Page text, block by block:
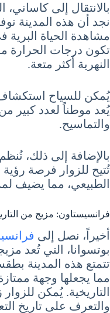
بالانتقال إلى
نجد أن هذه المدينة
مشاهدة الحياة البرية
تكون درجات الحرارة
النهرية أكثر متعة.
يُمكن للسياح
يُعد موطناً لعدد كبير
والتماسيح.
بالإضافة إلى ذلك،
تُتيح للزوار فرصة رؤية
الطبيعي، مما يضيف
فرانسيستاون: مزيج من
أخيراً، نصل إلى
بوتسوانا، التي تُعد
تتمتع هذه المدينة
مما يجعلها وجهة
التاريخية. يُمكن
والتعرف على تاريخ